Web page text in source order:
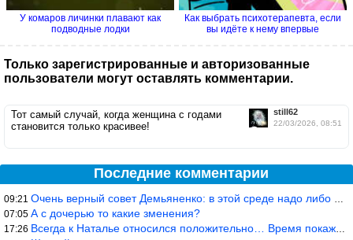
У комаров личинки плавают как
подводные лодки
Как выбрать психотерапевта, если
вы идёте к нему впервые
Только зарегистрированные и авторизованные
пользователи могут оставлять комментарии.
still62
22/03/2026, 08:51
Тот самый случай, когда женщина с годами
становится только красивее!
Последние комментарии
09:21 Очень верный совет Демьяненко: в этой среде надо либо иметь зубы
07:05 А с дочерью то какие зменения?
17:26 Всегда к Наталье относился положительно… Время покажет, что буде